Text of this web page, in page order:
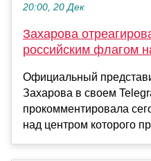
20:00, 20 Дек
Захарова
российским флагом
Официальный
Захарова в своем
прокомментировала
над центром которого